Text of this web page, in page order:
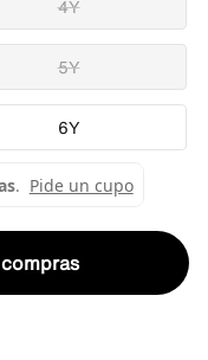
4Y
5Y
6Y